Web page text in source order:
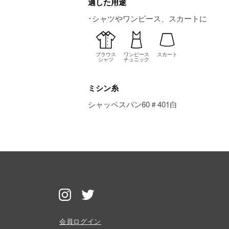
適した用途
･シャツやワンピース、スカートに
ブラウス
シャツ
ワンピース
チュニック
スカート
ミシン糸
シャッペスパン60＃401白
会員ログイン